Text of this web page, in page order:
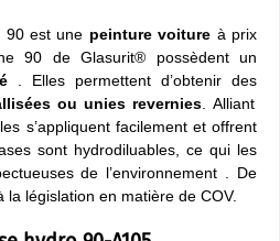
90 est une peinture voiture à prix
90 de Glasurit® possèdent un
. Elles permettent d’obtenir des
ou unies revernies . Alliant
s’appliquent facilement et offrent
sont hydrodiluables, ce qui les
de l’environnement . De
la législation en matière de COV.